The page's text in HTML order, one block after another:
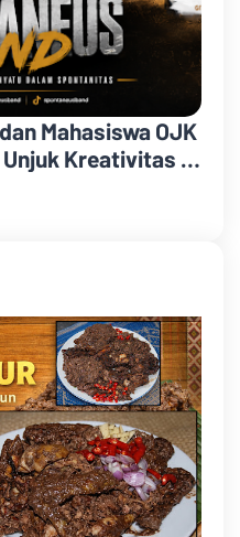
Mahasiswa OJK
Kreativitas di
Spontaneus